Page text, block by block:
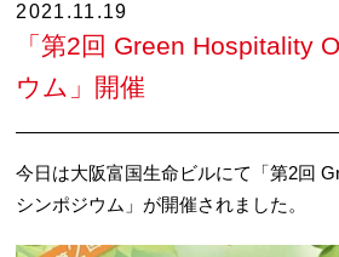
2021.11.19
「第2回 Green Hospitality
ウム」開催
今日は大阪富国生命ビルにて「第2回
シンポジウム」が開催されました。